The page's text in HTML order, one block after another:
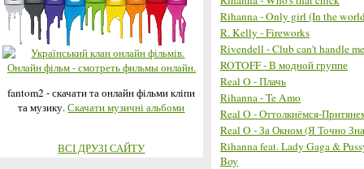
fantom2 - скачати та онлайн фільми кліпи
та музику.Скачати музичні альбоми
ВСІ ДРУЗІ САЙТУ
Rihanna - Only girl (In the
R. Kelly - Fireworks
Rivendell - Club can't handle
ROTOFF - В модной группе
Real O - Плачь
Rihanna - Te Amo
Real O - Оттолкнёмся-
Real O - За Окном (Я Точно
Rihanna feat. Lady Gaga &
Boy